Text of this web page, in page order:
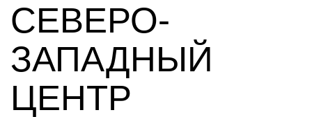
СЕВЕРО-
ЗАПАДНЫЙ
ЦЕНТР